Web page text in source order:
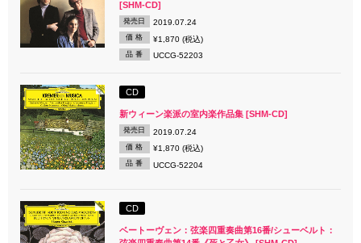
[SHM-CD]
発売日 2019.07.24
価 格 ¥1,870 (税込)
品 番 UCCG-52203
CD
新ウィーン楽派の室内楽作品集 [SHM-CD]
発売日 2019.07.24
価 格 ¥1,870 (税込)
品 番 UCCG-52204
CD
ベートーヴェン：弦楽四重奏曲第16番/シューベルト：